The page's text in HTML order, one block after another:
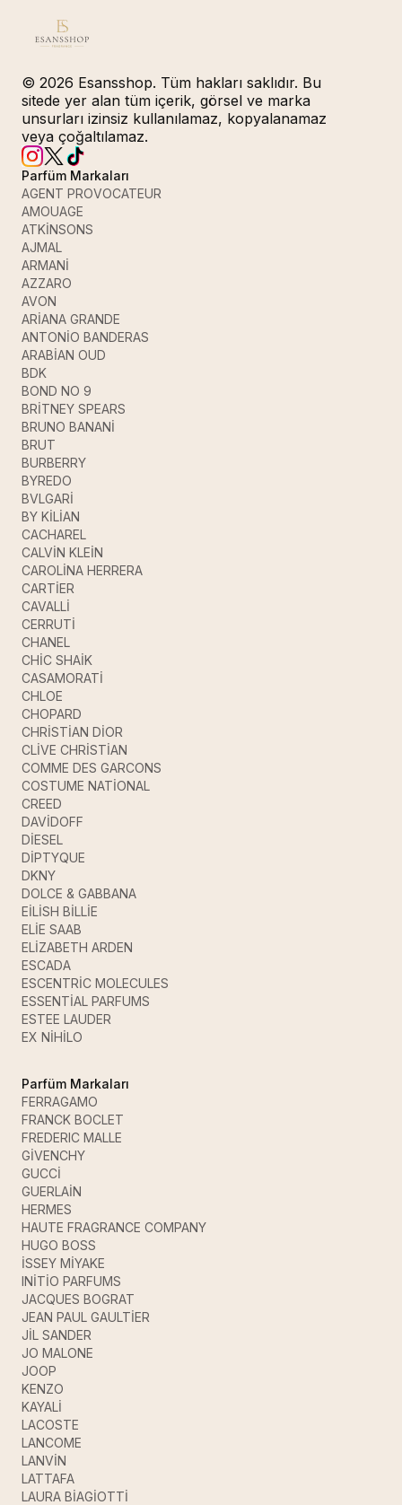
© 2026 Esansshop. Tüm hakları saklıdır. Bu
sitede yer alan tüm içerik, görsel ve marka
unsurları izinsiz kullanılamaz, kopyalanamaz
veya çoğaltılamaz.
Parfüm Markaları
AGENT PROVOCATEUR
AMOUAGE
ATKİNSONS
AJMAL
ARMANİ
AZZARO
AVON
ARİANA GRANDE
ANTONİO BANDERAS
ARABİAN OUD
BDK
BOND NO 9
BRİTNEY SPEARS
BRUNO BANANİ
BRUT
BURBERRY
BYREDO
BVLGARİ
BY KİLİAN
CACHAREL
CALVİN KLEİN
CAROLİNA HERRERA
CARTİER
CAVALLİ
CERRUTİ
CHANEL
CHİC SHAİK
CASAMORATİ
CHLOE
CHOPARD
CHRİSTİAN DİOR
CLİVE CHRİSTİAN
COMME DES GARCONS
COSTUME NATİONAL
CREED
DAVİDOFF
DİESEL
DİPTYQUE
DKNY
DOLCE & GABBANA
EİLİSH BİLLİE
ELİE SAAB
ELİZABETH ARDEN
ESCADA
ESCENTRİC MOLECULES
ESSENTİAL PARFUMS
ESTEE LAUDER
EX NİHİLO
Parfüm Markaları
FERRAGAMO
FRANCK BOCLET
FREDERIC MALLE
GİVENCHY
GUCCİ
GUERLAİN
HERMES
HAUTE FRAGRANCE COMPANY
HUGO BOSS
İSSEY MİYAKE
INİTİO PARFUMS
JACQUES BOGRAT
JEAN PAUL GAULTİER
JİL SANDER
JO MALONE
JOOP
KENZO
KAYALİ
LACOSTE
LANCOME
LANVİN
LATTAFA
LAURA BİAGİOTTİ